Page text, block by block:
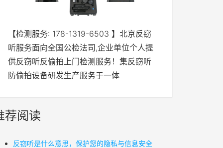
【检测服务: 178-1319-6503 】北京反窃
听服务面向全国公检法司,企业单位个人提
供反窃听反偷拍上门检测服务！集反窃听
防偷拍设备研发生产服务于一体
荐阅读
反窃听是什么意思，保护您的隐私与信息安全